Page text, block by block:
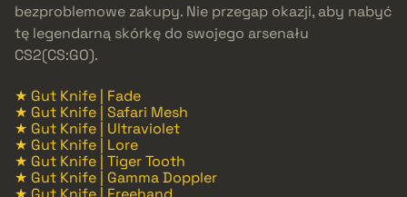
bezproblemowe zakupy. Nie przegap okazji, aby nabyć
tę legendarną skórkę do swojego arsenału
CS2(CS:GO).
★ Gut Knife | Fade
★ Gut Knife | Safari Mesh
★ Gut Knife | Ultraviolet
★ Gut Knife | Lore
★ Gut Knife | Tiger Tooth
★ Gut Knife | Gamma Doppler